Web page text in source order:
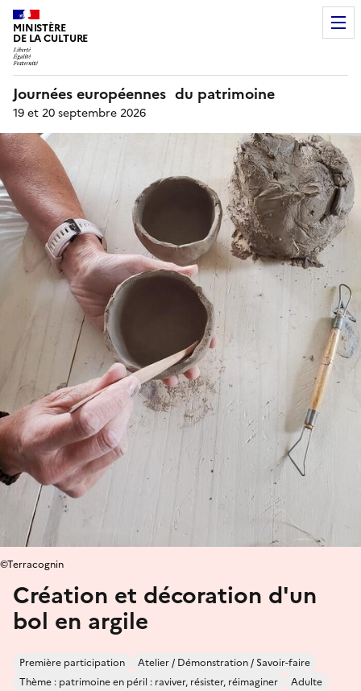
MINISTÈRE
DE LA CULTURE
Journées européennes du patrimoine
19 et 20 septembre 2026
Création et décoration d'un
bol en argile
Première participation
Atelier / Démonstration / Savoir-faire
Thème : patrimoine en péril : raviver, résister, réimaginer
Adulte
©Terracognin